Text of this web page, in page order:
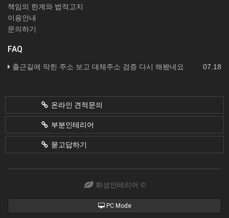
책임의 한계와 법적고지
이용안내
문의하기
FAQ
07.18
출근길에 막힌 주소 보고 대체주소 검증 다시 해봤네요
온라인 견적문의
부분인테리어
묻고답하기
화성인테리어 ©
PC Mode